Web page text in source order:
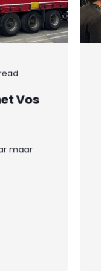
Vos
maar